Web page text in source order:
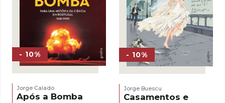
- 10%
Jorge Calado
Após a Bomba
- 10%
Jorge Buescu
Casamentos e